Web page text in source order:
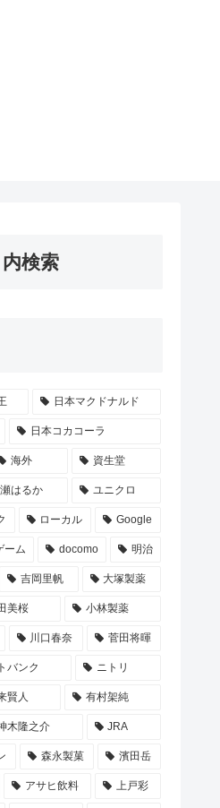
検索
日本マクドナルド
日本コカコーラ
海外 資生堂
はるか ユニクロ
ローカル Google
ーム docomo 明治
吉岡里帆 大塚製薬
美桜 小林製薬
川口春奈 菅田将暉
バンク ニトリ
賢人 有村架純
木隆之介 JRA
森永製菓 濱田岳
アサヒ飲料 上戸彩